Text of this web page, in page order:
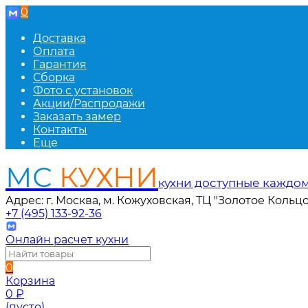
0
Доставка
Оплата
Гарантия
Сборка
Фото с установок
Акции/Распродажи
Заказать замер
Контакты
Еще
МС КУХНИ кухни доступные
Адрес: г. Москва, м. Кожуховская, ТЦ "Золотое
+7 (495) 133-92-36
Онлайн расчет кухни
0
Корзина
0 ₽